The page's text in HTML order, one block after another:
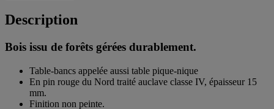
Description
Bois issu de forêts gérées durablement.
Table-bancs appelée aussi table pique-nique
En pin rouge du Nord traité auclave classe IV, épaisseur 15
mm.
Finition non peinte.